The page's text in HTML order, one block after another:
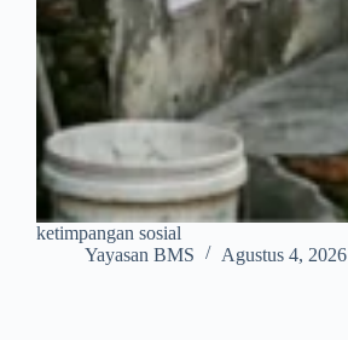
ketimpangan sosial
Yayasan BMS
Agustus 4, 2026